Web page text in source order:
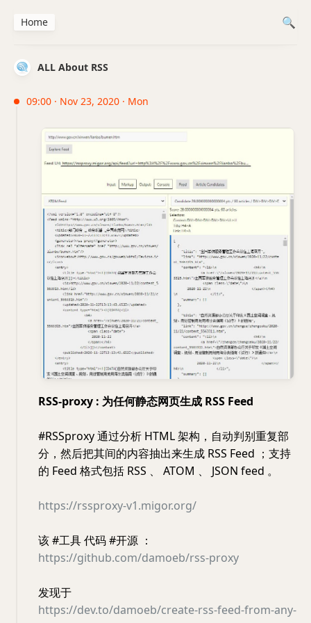
ALL About RSS
09:00 · Nov 23, 2020 · Mon
RSS-proxy : 为任何静态网页生成 RSS Feed
#RSSproxy 通过分析 HTML 架构，自动判别重复部
分，然后把其间的内容抽出来生成 RSS Feed ；支持
的 Feed 格式包括 RSS 、 ATOM 、 JSON feed 。
https://rssproxy-v1.migor.org/
该 #工具 代码 #开源 ：
https://github.com/damoeb/rss-proxy
发现于
https://dev.to/damoeb/create-rss-feed-from-any-
Home